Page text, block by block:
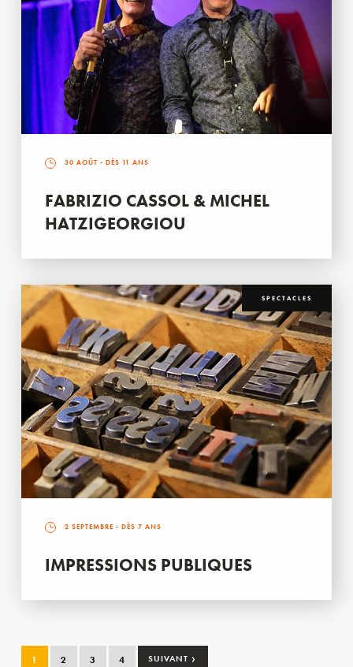
30 AOÛT - DÈS 11 ANS
FABRIZIO CASSOL & MICHEL
HATZIGEORGIOU
SPECTACLES
2 SEPTEMBRE - DÈS 7 ANS
IMPRESSIONS PUBLIQUES
1 2 3 4 SUIVANT ›